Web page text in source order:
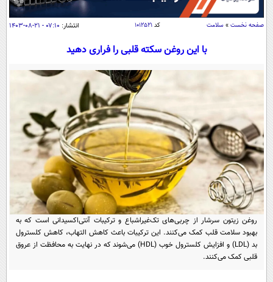
اقتصاد
اقتصادی
جامعه
حوادث
سلامت
یک برش دانایی
محیط زیست
سفر و تفریح
بین الملل
سیاست خارجی
فرهنگ و هنر
علم و دانش
فناوری و It
علمی
اخبار کریپتو
قرآن
گوناگون
سرگرمی
باشگاه مغز
مجله تصویری سلاح
فیلم
اقتصاد
ورزش
عصر ایران 2
خواندنی ها و دیدنی ها
آموزش زبان
صفحه نخست » سلامت کد۱۰۱۲۵۲۱ انتشار: ۰۷:۱۰ - ۲۱-۰۸-۱۴۰۳
با این روغن سکته قلبی را فراری دهید
روغن زیتون سرشار از چربی‌های تک‌غیراشباع و ترکیبات آنتی‌اکسیدانی است که به
بهبود سلامت قلب کمک می‌کنند. این ترکیبات باعث کاهش التهاب، کاهش کلسترول
بد (LDL) و افزایش کلسترول خوب (HDL) می‌شوند که در نهایت به محافظت از عروق
قلبی کمک می‌کنند.